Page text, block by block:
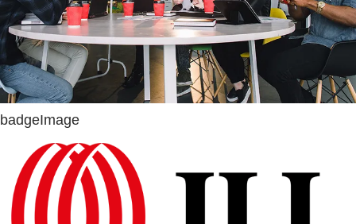
badgeImage